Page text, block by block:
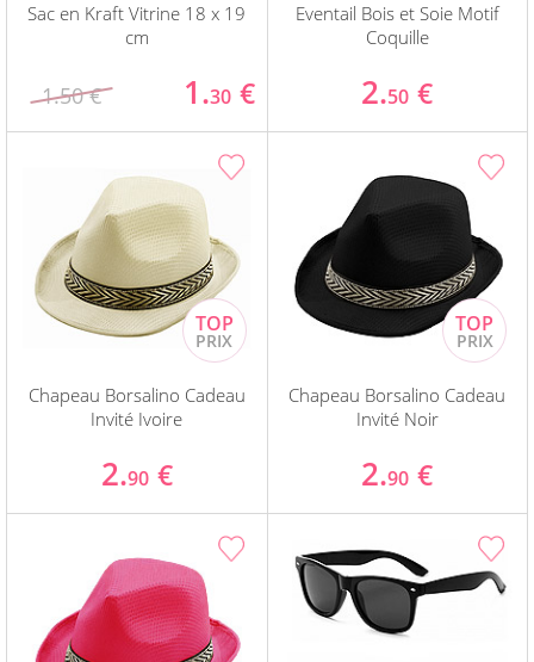
Sac en Kraft Vitrine 18 x 19
cm
1.50 € 1.30 €
Eventail Bois et Soie Motif
Coquille
2.50 €
Chapeau Borsalino Cadeau
Invité Ivoire
2.90 €
Chapeau Borsalino Cadeau
Invité Noir
2.90 €